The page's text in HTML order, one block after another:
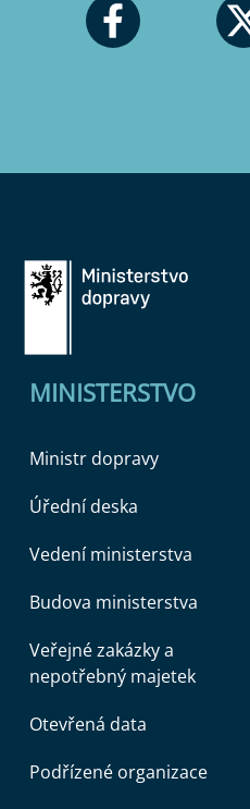
MINISTERSTVO
Ministr dopravy
Úřední deska
Vedení ministerstva
Budova ministerstva
Veřejné zakázky a
nepotřebný majetek
Otevřená data
Podřízené organizace